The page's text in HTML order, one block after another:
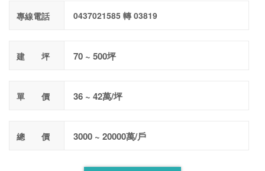
專線電話 0437021585 轉 03819
建 坪 70 ~ 500坪
單 價 36 ~ 42萬/坪
總 價 3000 ~ 20000萬/戶